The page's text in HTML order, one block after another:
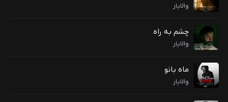
والایار
چشم به راه
والایار
ماه بانو
والایار